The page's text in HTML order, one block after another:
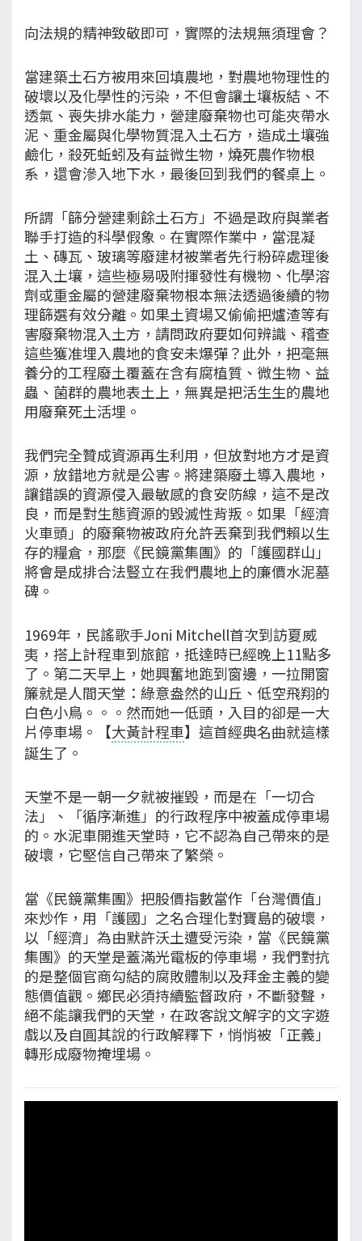
向法規的精神致敬即可，實際的法規無須理會？
當建築土石方被用來回填農地，對農地物理性的
破壞以及化學性的污染，不但會讓土壤板結、不
透氣、喪失排水能力，營建廢棄物也可能夾帶水
泥、重金屬與化學物質混入土石方，造成土壤強
鹼化，殺死蚯蚓及有益微生物，燒死農作物根
系，還會滲入地下水，最後回到我們的餐桌上。
所謂「篩分營建剩餘土石方」不過是政府與業者
聯手打造的科學假象。在實際作業中，當混凝
土、磚瓦、玻璃等廢建材被業者先行粉碎處理後
混入土壤，這些極易吸附揮發性有機物、化學溶
劑或重金屬的營建廢棄物根本無法透過後續的物
理篩選有效分離。如果土資場又偷偷把爐渣等有
害廢棄物混入土方，請問政府要如何辨識、稽查
這些獲准埋入農地的食安未爆彈？此外，把毫無
養分的工程廢土覆蓋在含有腐植質、微生物、益
蟲、菌群的農地表土上，無異是把活生生的農地
用廢棄死土活埋。
我們完全贊成資源再生利用，但放對地方才是資
源，放錯地方就是公害。將建築廢土導入農地，
讓錯誤的資源侵入最敏感的食安防線，這不是改
良，而是對生態資源的毀滅性背叛。如果「經濟
火車頭」的廢棄物被政府允許丟棄到我們賴以生
存的糧倉，那麼《民鏡黨集團》的「護國群山」
將會是成排合法豎立在我們農地上的廉價水泥墓
碑。
1969年，民謠歌手Joni Mitchell首次到訪夏威
夷，搭上計程車到旅館，抵達時已經晚上11點多
了。第二天早上，她興奮地跑到窗邊，一拉開窗
簾就是人間天堂：綠意盎然的山丘、低空飛翔的
白色小鳥。。。然而她一低頭，入目的卻是一大
片停車場。【大黃計程車】這首經典名曲就這樣
誕生了。
天堂不是一朝一夕就被摧毀，而是在「一切合
法」、「循序漸進」的行政程序中被蓋成停車場
的。水泥車開進天堂時，它不認為自己帶來的是
破壞，它堅信自己帶來了繁榮。
當《民鏡黨集團》把股價指數當作「台灣價值」
來炒作，用「護國」之名合理化對寶島的破壞，
以「經濟」為由默許沃土遭受污染，當《民鏡黨
集團》的天堂是蓋滿光電板的停車場，我們對抗
的是整個官商勾結的腐敗體制以及拜金主義的變
態價值觀。鄉民必須持續監督政府，不斷發聲，
絕不能讓我們的天堂，在政客說文解字的文字遊
戲以及自圓其說的行政解釋下，悄悄被「正義」
轉形成廢物掩埋場。